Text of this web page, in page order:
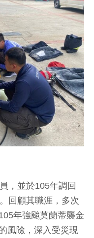
，並於105年調回
回顧其職涯，多次
年強颱莫蘭蒂襲金
風險，深入受災現